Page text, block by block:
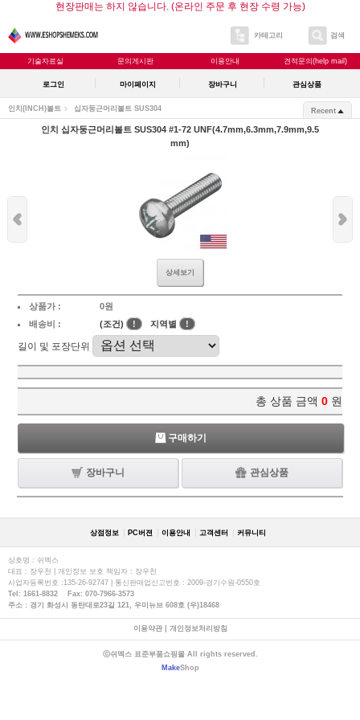
현장판매는 하지 않습니다. (온라인 주문 후 현장 수령 가능)
카테고리 검색
기술자료실 문의게시판 이용안내 견적문의(help mail)
로그인 마이페이지 장바구니 관심상품
인치(INCH)볼트 십자둥근머리볼트 SUS304 Recent
인치 십자둥근머리볼트 SUS304 #1-72 UNF(4.7mm,6.3mm,7.9mm,9.5
mm)
상세보기
상품가 :
0원
배송비 :
(조건) ! 지역별 !
길이 및 포장단위
총 상품 금액 0 원
구매하기
장바구니 관심상품
상점정보 PC버젼 이용안내 고객센터 커뮤니티
상호명 : 쉬멕스
대표 : 장우천 | 개인정보 보호 책임자 : 장우천
사업자등록번호 :135-26-92747 | 통신판매업신고번호 : 2009-경기수원-0550호
Tel: 1661-8832 Fax: 070-7966-3573
주소 : 경기 화성시 동탄대로23길 121, 우미뉴브 608호 (우)18468
이용약관| 개인정보처리방침
ⓒ쉬멕스 표준부품쇼핑몰 All rights reserved.
MakeShop